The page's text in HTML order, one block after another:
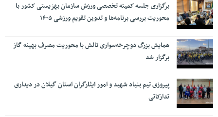
برگزاری جلسه کمیته تخصصی ورزش سازمان بهزیستی کشور با
محوریت بررسی برنامه‌ها و تدوین تقویم ورزشی ۱۴۰۵
همایش بزرگ دوچرخه‌سواری تالش با محوریت مصرف بهینه گاز
برگزار شد
پیروزی تیم بنیاد شهید و امور ایثارگران استان گیلان در دیداری
تدارکاتی